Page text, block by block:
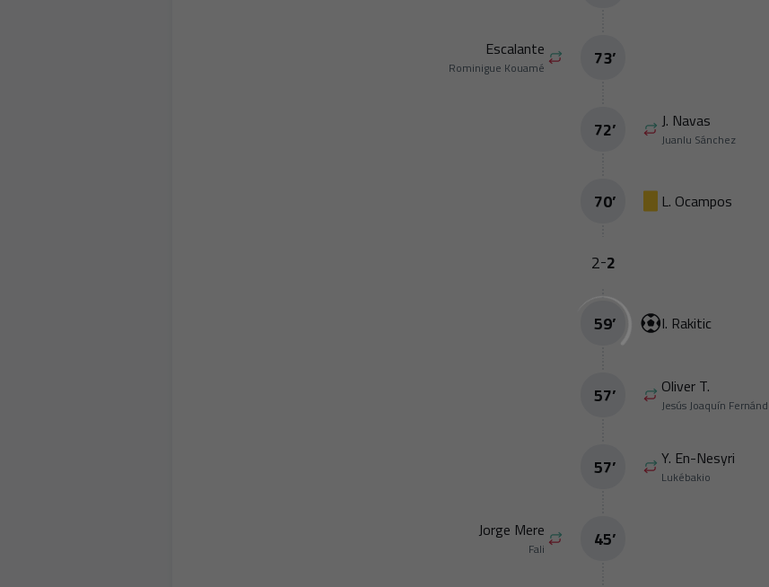
Escalante
Rominigue Kouamé 73’
J. Navas
Juanlu Sánchez
72’
L. Ocampos
70’
2-2
I. Rakitic
59’
Oliver T.
Jesús Joaquín
57’
Y. En-Nesyri
Lukébakio
57’
Jorge Mere
Fali 45’